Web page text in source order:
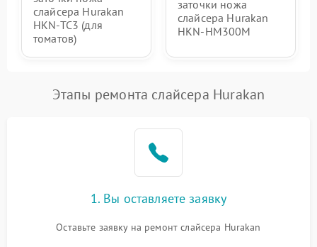
слайсера Hurakan
HKN-TC3 (для
томатов)
заточки ножа
слайсера Hurakan
HKN-HM300M
Этапы ремонта слайсера Hurakan
1. Вы оставляете заявку
Оставьте заявку на ремонт слайсера Hurakan